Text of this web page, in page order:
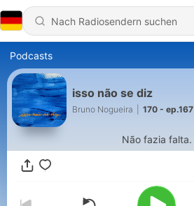
Podcasts
isso não se diz
Bruno Nogueira 170 - ep.167
Não fazia falta.